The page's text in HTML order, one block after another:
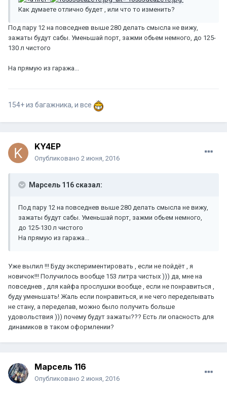
Как думаете отлично будет , или что то изменить?
Под пару 12 на повседнев выше 280 делать смысла не вижу,
зажаты будут сабы. Уменьшай порт, зажми обьем немного, до 125-
130 л чистого
На прямую из гаража...
154+ из багажника, и все
KY4EP
Опубликовано 2 июня, 2016
Марсель 116 сказал:
Под пару 12 на повседнев выше 280 делать смысла не вижу,
зажаты будут сабы. Уменьшай порт, зажми обьем немного,
до 125-130 л чистого
На прямую из гаража...
Уже вылил !!! Буду экспериментировать , если не пойдёт , я
новичок!!! Получилось вообще 153 литра чистых ))) да, мне на
повседнев , для кайфа прослушки вообще , если не понравиться ,
буду уменьшать! Жаль если понравиться, и не чего переделывать
не стану, а переделав, можно было получить больше
удовольствия ))) почему будут зажаты??? Есть ли опасность для
динамиков в таком оформлении?
Марсель 116
Опубликовано 2 июня, 2016